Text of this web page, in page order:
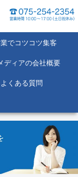
でコツコツ集客
ディアの会社概要
よくある質問